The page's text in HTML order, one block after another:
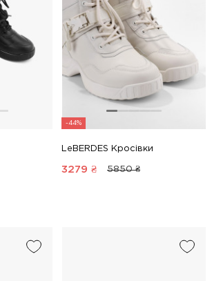
-44%
LeBERDES Кросівки
3279 ₴ 5850 ₴